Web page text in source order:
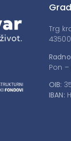
Trg
Pon
OIB:
IBAN: